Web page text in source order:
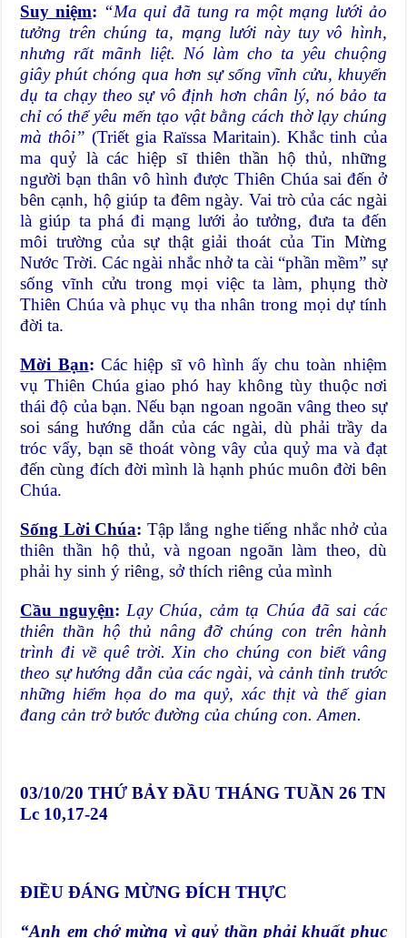
Suy niệm: “Ma quỉ đã tung ra một mạng lưới ảo
tưởng trên chúng ta, mạng lưới này tuy vô hình,
nhưng rất mãnh liệt. Nó làm cho ta yêu chuộng
giây phút chóng qua hơn sự sống vĩnh cửu, khuyến
dụ ta chạy theo sự vô định hơn chân lý, nó bảo ta
chỉ có thể yêu mến tạo vật bằng cách thờ lạy chúng
mà thôi”(Triết gia Raïssa Maritain). Khắc tinh của
ma quỷ là các hiệp sĩ thiên thần hộ thủ, những
người bạn thân vô hình được Thiên Chúa sai đến ở
bên cạnh, hộ giúp ta đêm ngày. Vai trò của các ngài
là giúp ta phá đi mạng lưới ảo tưởng, đưa ta đến
môi trường của sự thật giải thoát của Tin Mừng
Nước Trời. Các ngài nhắc nhở ta cài “phần mềm” sự
sống vĩnh cửu trong mọi việc ta làm, phụng thờ
Thiên Chúa và phục vụ tha nhân trong mọi dự tính
đời ta.
Mời Bạn: Các hiệp sĩ vô hình ấy chu toàn nhiệm
vụ Thiên Chúa giao phó hay không tùy thuộc nơi
thái độ của bạn. Nếu bạn ngoan ngoãn vâng theo sự
soi sáng hướng dẫn của các ngài, dù phải trầy da
tróc vẩy, bạn sẽ thoát vòng vây của quỷ ma và đạt
đến cùng đích đời mình là hạnh phúc muôn đời bên
Chúa.
Sống Lời Chúa: Tập lắng nghe tiếng nhắc nhở của
thiên thần hộ thủ, và ngoan ngoãn làm theo, dù
phải hy sinh ý riêng, sở thích riêng của mình
Cầu nguyện: Lạy Chúa, cảm tạ Chúa đã sai các
thiên thần hộ thủ nâng đỡ chúng con trên hành
trình đi về quê trời. Xin cho chúng con biết vâng
theo sự hướng dẫn của các ngài, và cảnh tỉnh trước
những hiểm họa do ma quỷ, xác thịt và thế gian
đang cản trở bước đường của chúng con. Amen.
03/10/20 THỨ BẢY ĐẦU THÁNG TUẦN 26 TN
Lc 10,17-24
ĐIỀU ĐÁNG MỪNG ĐÍCH THỰC
“Anh em chớ mừng vì quỷ thần phải khuất phục